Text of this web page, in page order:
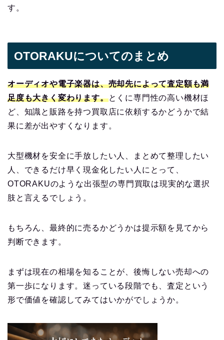
す。
OTORAKUについてのまとめ
オーディオや電子楽器は、売却先によって査定額も満
足度も大きく変わります。とくに専門性の高い機材ほ
ど、知識と販路を持つ買取店に依頼するかどうかで結
果に差が出やすくなります。
大型機材を安全に手放したい人、まとめて整理したい
人、できるだけ早く現金化したい人にとって、
OTORAKUのような出張型の専門買取は現実的な選択
肢と言えるでしょう。
もちろん、最終的に売るかどうかは提示額を見てから
判断できます。
まずは現在の相場を知ることが、後悔しない売却への
第一歩になります。迷っている段階でも、査定という
形で価値を確認してみてはいかがでしょうか。